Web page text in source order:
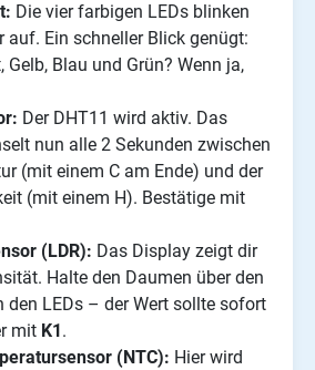
Die vier farbigen LEDs blinken
auf. Ein schneller Blick genügt:
Gelb, Blau und Grün? Wenn ja,
Der DHT11 wird aktiv. Das
nun alle 2 Sekunden zwischen
(mit einem C am Ende) und der
(mit einem H). Bestätige mit
(LDR): Das Display zeigt dir
Halte den Daumen über den
den LEDs – der Wert sollte sofort
mit K1.
(NTC): Hier wird